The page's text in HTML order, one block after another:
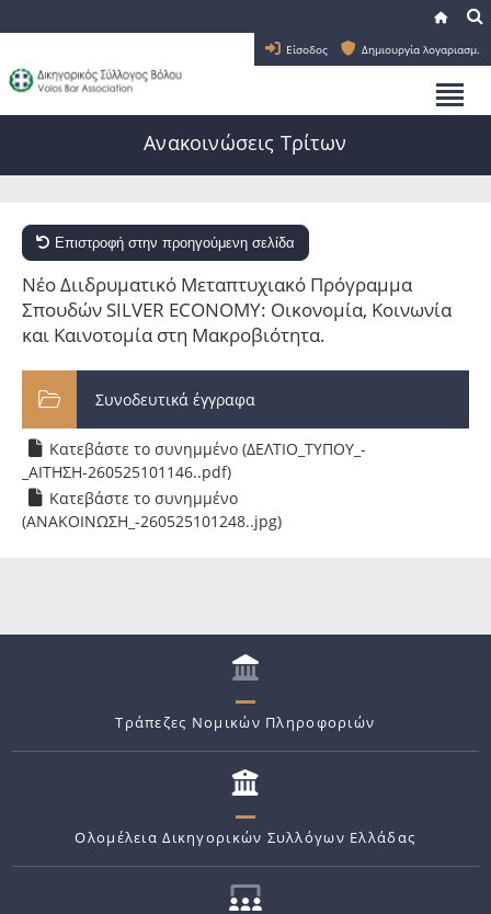
Είσοδος Δημιουργία λογαριασμ.
Ανακοινώσεις Τρίτων
Επιστροφή στην προηγούμενη σελίδα
Νέο Διιδρυματικό Μεταπτυχιακό Πρόγραμμα
Σπουδών SILVER ECONOMY: Οικονομία, Κοινωνία
και Καινοτομία στη Μακροβιότητα.
Συνοδευτικά έγγραφα
Κατεβάστε το συνημμένο (ΔΕΛΤΙΟ_ΤΥΠΟΥ_-
_ΑΙΤΗΣΗ-260525101146..pdf)
Κατεβάστε το συνημμένο
(ΑΝΑΚΟΙΝΩΣΗ_-260525101248..jpg)
Τράπεζες Νομικών Πληροφοριών
Ολομέλεια Δικηγορικών Συλλόγων Ελλάδας